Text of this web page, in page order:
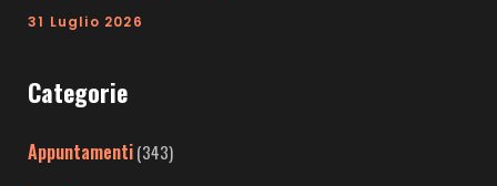
31 Luglio 2026
Categorie
Appuntamenti(343)